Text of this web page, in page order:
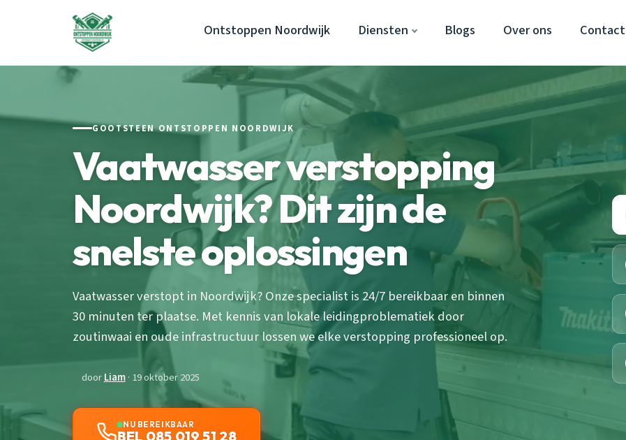
Ontstoppen Noordwijk Diensten Blogs Over ons Contact
GOOTSTEEN ONTSTOPPEN NOORDWIJK
Vaatwasser verstopping
Noordwijk? Dit zijn de
snelste oplossingen
Vaatwasser verstopt in Noordwijk? Onze specialist is 24/7 bereikbaar en binnen
30 minuten ter plaatse. Met kennis van lokale leidingproblematiek door
zoutinwaai en oude infrastructuur lossen we elke verstopping professioneel op.
doorLiam· 19 oktober 2025
NU BEREIKBAAR
BEL 085 019 51 28